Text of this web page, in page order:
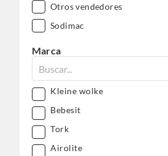
Otros vendedores
Sodimac
Marca
Kleine wolke
Bebesit
Tork
Airolite